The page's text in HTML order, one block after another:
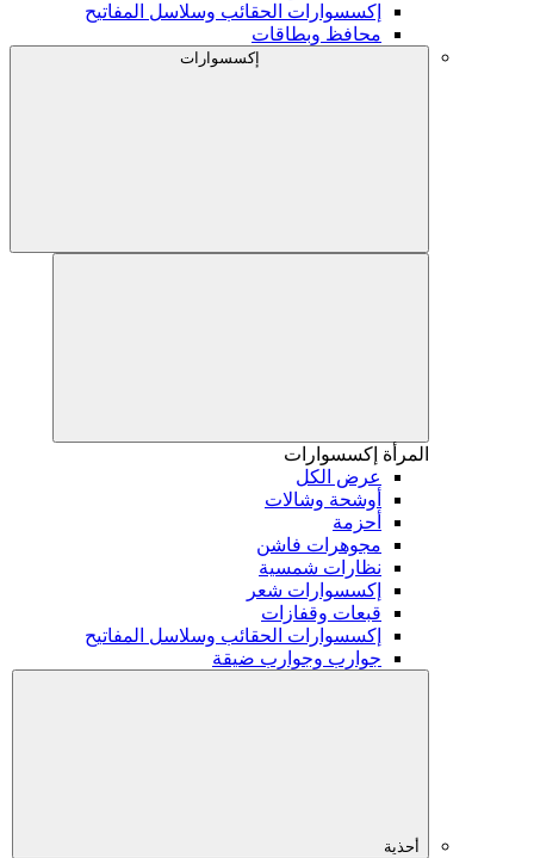
إكسسوارات الحقائب وسلاسل المفاتيح
محافظ وبطاقات
إكسسوارات
المرأة إكسسوارات
عرض الكل
أوشحة وشالات
أحزمة
مجوهرات فاشن
نظارات شمسية
إكسسوارات شعر
قبعات وقفازات
إكسسوارات الحقائب وسلاسل المفاتيح
جوارب وجوارب ضيقة
أحذية